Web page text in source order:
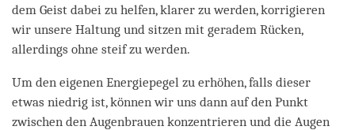
dem Geist dabei zu helfen, klarer zu werden, korrigieren
wir unsere Haltung und sitzen mit geradem Rücken,
allerdings ohne steif zu werden.
Um den eigenen Energiepegel zu erhöhen, falls dieser
etwas niedrig ist, können wir uns dann auf den Punkt
zwischen den Augenbrauen konzentrieren und die Augen